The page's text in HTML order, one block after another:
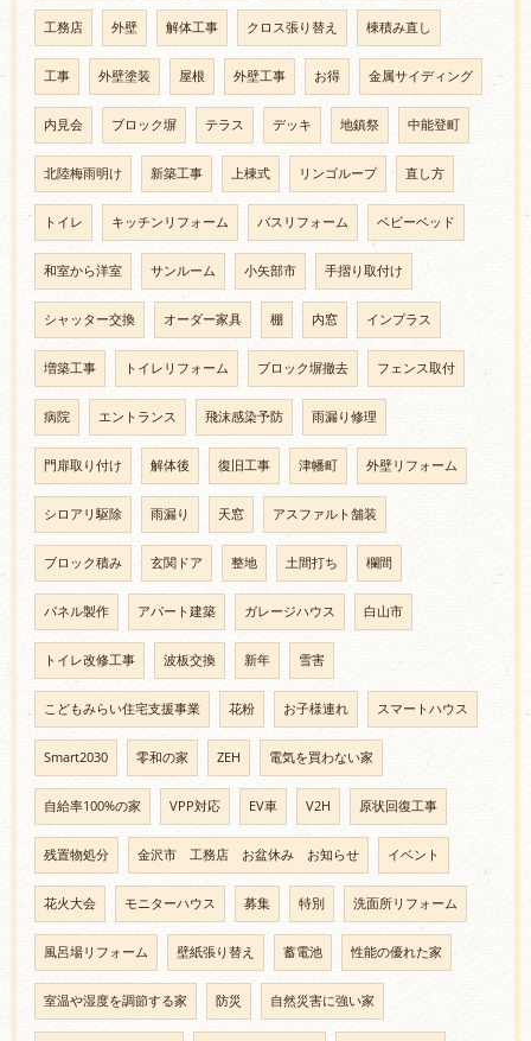
工務店 外壁 解体工事 クロス張り替え 棟積み直し
工事 外壁塗装 屋根 外壁工事 お得 金属サイディング
内見会 ブロック塀 テラス デッキ 地鎮祭 中能登町
北陸梅雨明け 新築工事 上棟式 リンゴループ 直し方
トイレ キッチンリフォーム バスリフォーム ベビーベッド
和室から洋室 サンルーム 小矢部市 手摺り取付け
シャッター交換 オーダー家具 棚 内窓 インプラス
増築工事 トイレリフォーム ブロック塀撤去 フェンス取付
病院 エントランス 飛沫感染予防 雨漏り修理
門扉取り付け 解体後 復旧工事 津幡町 外壁リフォーム
シロアリ駆除 雨漏り 天窓 アスファルト舗装
ブロック積み 玄関ドア 整地 土間打ち 欄間
パネル製作 アパート建築 ガレージハウス 白山市
トイレ改修工事 波板交換 新年 雪害
こどもみらい住宅支援事業 花粉 お子様連れ スマートハウス
Smart2030 零和の家 ZEH 電気を買わない家
自給率100%の家 VPP対応 EV車 V2H 原状回復工事
残置物処分 金沢市 工務店 お盆休み お知らせ イベント
花火大会 モニターハウス 募集 特別 洗面所リフォーム
風呂場リフォーム 壁紙張り替え 蓄電池 性能の優れた家
室温や湿度を調節する家 防災 自然災害に強い家